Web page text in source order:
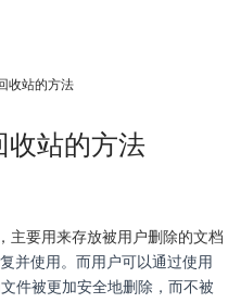
收站的方法
收站的方法
主要用来存放被用户删除的文档
并使用。而用户可以通过使用
件被更加安全地删除，而不被